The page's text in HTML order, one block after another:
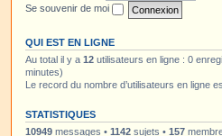
Se souvenir de moi
QUI EST EN LIGNE
Au total il y a 12 utilisateurs en ligne : 0
minutes)
Le record du nombre d’utilisateurs en ligne
STATISTIQUES
10949 messages • 1142 sujets • 157